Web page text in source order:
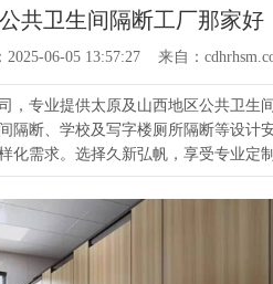
共卫生间隔断工厂那家好
2025-06-05 13:57:27 来自：
，专业提供太原及山西地区公共卫生
隔断、学校及写字楼厕所隔断等设计
化需求。选择久新弘帆，享受专业定